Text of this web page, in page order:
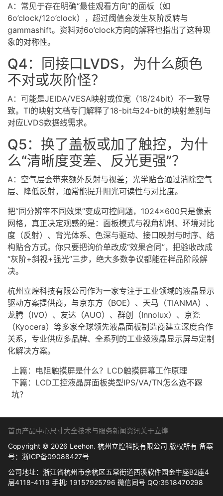
A：常见于存在明确“最佳观看方向”的面板（如
6o’clock/12o’clock），超过阈值会发生灰阶反转与
gammashift。资料对6o’clock方向的解释也指出了这种现
象的对称性。
Q4：同接口LVDS，为什么颜色
不对或灰阶怪？
A：可能是JEIDA/VESA映射或位宽（18/24bit）不一致导
致。TI的映射文档专门解释了18-bit与24-bit的映射差别与
对应LVDS数据线需求。
Q5：换了盖板或加了触控，为什
么“清晰度变差、反光更强”？
A：空气层会带来额外反射与视差；光学贴合通过消除空气
层、降低反射，通常能提升阳光可读性与对比度。
把“同分辨率不同效果”变成可控问题，1024×600只是像素
网格，真正决定观感的是：面板模式与视角机制、环境对比
度（反射）、背光体系、色深与驱动、接口映射与时序、结
构贴合方式。你只要把询价单改成“效果合同”，把验收改成
“灰阶+斜视+强光”三步，绝大多数争议都能在样品阶段解
决。
杭州立煌科技有限公司作为一家专注于工业领域的液晶显示
驱动方案提供商，与京东方（BOE）、天马（TIANMA）、
龙腾（IVO）、友达（AUO）、群创（Innolux）、京瓷
（Kyocera）等多家全球领先液晶面板制造商建立深度合作
关系，专业供应多品牌、全系列的工业级液晶显示屏与定制
化解决方案。
上篇： 电阻触摸屏是什么？LCD触摸屏幕工作原理
下篇： LCD工控液晶屏面板类型IPS/VA/TN怎么选不踩
坑？
首页产品中心尺寸大全技术与服务新闻资讯关于立煌
Copyright © 2026 Leehon. 杭州立煌科技有限公司 版权所有 备案
号： 浙ICP备09088427号
公司地址：浙江省杭州市余杭区五常街道西溪软件园金牛座B2座4
层4118-4119 手机: 19157925796 微信同号 QQ:3518470298